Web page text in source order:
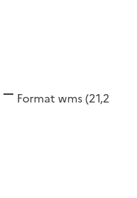
Format wms(21,2